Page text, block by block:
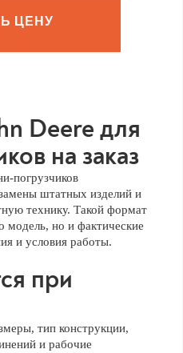
ЦЕНУ
Deere для
на заказ
погрузчиков
замены штатных изделий и
технику. Такой формат
модель, но и фактические
и условия работы.
при
тип конструкции,
и рабочие